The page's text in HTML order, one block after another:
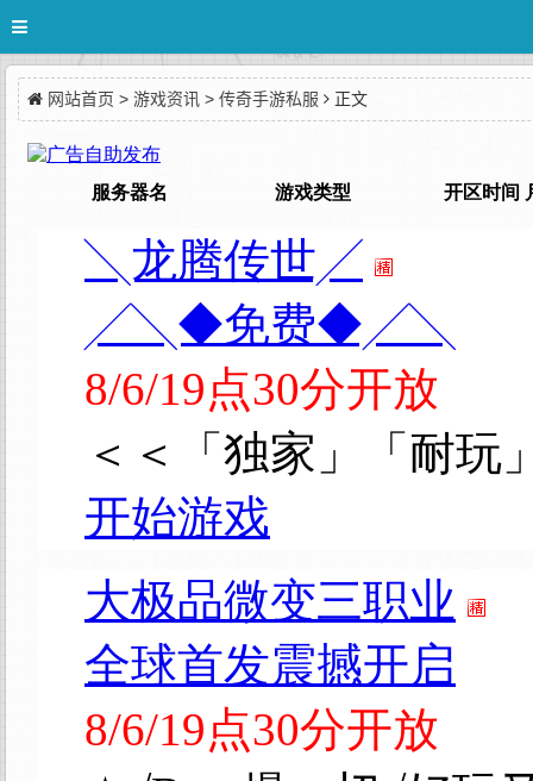
网站首页 > 游戏资讯 > 传奇手游私服 正文